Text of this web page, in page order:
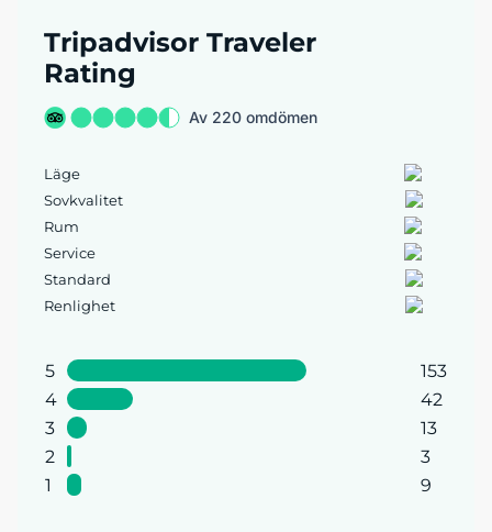
Tripadvisor Traveler
Rating
Av 220 omdömen
Läge
Sovkvalitet
Rum
Service
Standard
Renlighet
5
153
4
42
3
13
2
3
1
9